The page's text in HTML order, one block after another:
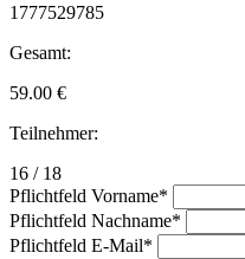
1777529785
Gesamt:
59.00 €
Teilnehmer:
16 / 18
Pflichtfeld Vorname*
Pflichtfeld Nachname*
Pflichtfeld E-Mail*